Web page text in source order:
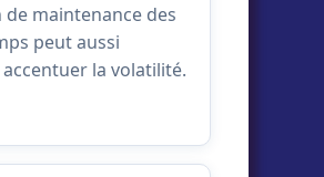
de maintenance des
peut aussi
la volatilité.